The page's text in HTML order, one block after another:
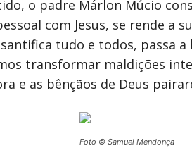
o padre Márlon Múcio
com Jesus, se rende a
tudo e todos, passa
transformar maldições
e as bênçãos de Deus
Foto © Samuel Mendonça